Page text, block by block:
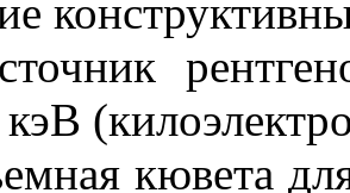
кювета